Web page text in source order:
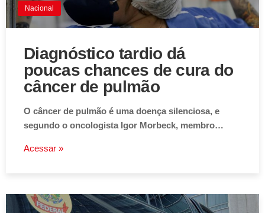
Nacional
Diagnóstico tardio dá
poucas chances de cura do
câncer de pulmão
O câncer de pulmão é uma doença silenciosa, e
segundo o oncologista Igor Morbeck, membro…
Acessar »